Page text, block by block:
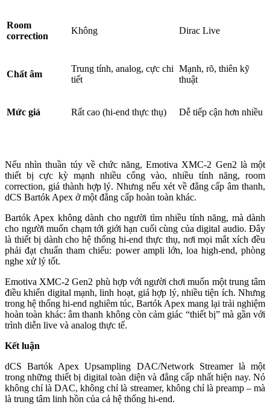
Room
correction
Không Dirac Live
Chất âm
Trung tính, analog, cực chi
tiết
Mạnh, rõ, thiên kỹ
thuật
Mức giá Rất cao (hi-end thực thụ) Dễ tiếp cận hơn nhiều
Nếu nhìn thuần túy về chức năng, Emotiva XMC-2 Gen2 là một
thiết bị cực kỳ mạnh nhiều cổng vào, nhiều tính năng, room
correction, giá thành hợp lý. Nhưng nếu xét về đẳng cấp âm thanh,
dCS Bartók Apex ở một đẳng cấp hoàn toàn khác.
Bartók Apex không dành cho người tìm nhiều tính năng, mà dành
cho người muốn chạm tới giới hạn cuối cùng của digital audio. Đây
là thiết bị dành cho hệ thống hi-end thực thụ, nơi mọi mắt xích đều
phải đạt chuẩn tham chiếu: power ampli lớn, loa high-end, phòng
nghe xử lý tốt.
Emotiva XMC-2 Gen2 phù hợp với người chơi muốn một trung tâm
điều khiển digital mạnh, linh hoạt, giá hợp lý, nhiều tiện ích. Nhưng
trong hệ thống hi-end nghiêm túc, Bartók Apex mang lại trải nghiệm
hoàn toàn khác: âm thanh không còn cảm giác “thiết bị” mà gần với
trình diễn live và analog thực tế.
Kết luận
dCS Bartók Apex Upsampling DAC/Network Streamer là một
trong những thiết bị digital toàn diện và đẳng cấp nhất hiện nay. Nó
không chỉ là DAC, không chỉ là streamer, không chỉ là preamp – mà
là trung tâm linh hồn của cả hệ thống hi-end.